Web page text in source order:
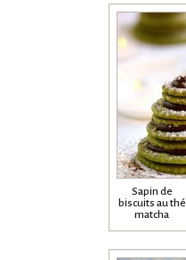
Sapin de
biscuits au thé
matcha